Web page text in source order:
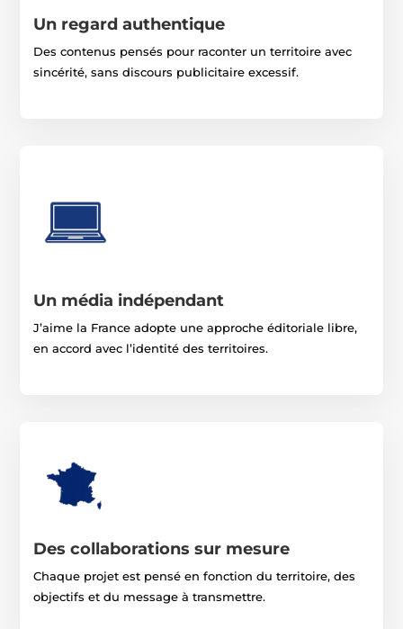
Un regard authentique
Des contenus pensés pour raconter un territoire avec
sincérité, sans discours publicitaire excessif.
Un média indépendant
J’aime la France adopte une approche éditoriale libre,
en accord avec l’identité des territoires.
Des collaborations sur mesure
Chaque projet est pensé en fonction du territoire, des
objectifs et du message à transmettre.